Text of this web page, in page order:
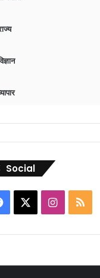
Social
Facebook RSS